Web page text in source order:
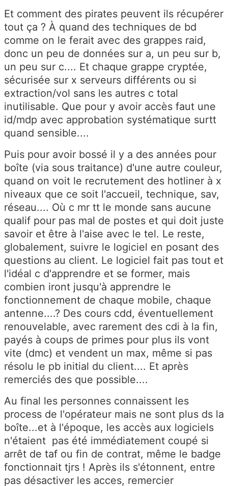
Et comment des pirates peuvent ils récupérer
tout ça ? À quand des techniques de bd
comme on le ferait avec des grappes raid,
donc un peu de données sur a, un peu sur b,
un peu sur c.... Et chaque grappe cryptée,
sécurisée sur x serveurs différents ou si
extraction/vol sans les autres c total
inutilisable. Que pour y avoir accès faut une
id/mdp avec approbation systématique surtt
quand sensible....
Puis pour avoir bossé il y a des années pour
boîte (via sous traitance) d'une autre couleur,
quand on voit le recrutement des hotliner à x
niveaux que ce soit l'accueil, technique, sav,
réseau.... Où c mr tt le monde sans aucune
qualif pour pas mal de postes et qui doit juste
savoir et être à l'aise avec le tel. Le reste,
globalement, suivre le logiciel en posant des
questions au client. Le logiciel fait pas tout et
l'idéal c d'apprendre et se former, mais
combien iront jusqu'à apprendre le
fonctionnement de chaque mobile, chaque
antenne....? Des cours cdd, éventuellement
renouvelable, avec rarement des cdi à la fin,
payés à coups de primes pour plus ils vont
vite (dmc) et vendent un max, même si pas
résolu le pb initial du client.... Et après
remerciés des que possible....
Au final les personnes connaissent les
process de l'opérateur mais ne sont plus ds la
boîte...et à l'époque, les accès aux logiciels
n'étaient pas été immédiatement coupé si
arrêt de taf ou fin de contrat, même le badge
fonctionnait tjrs ! Après ils s'étonnent, entre
pas désactiver les acces, remercier